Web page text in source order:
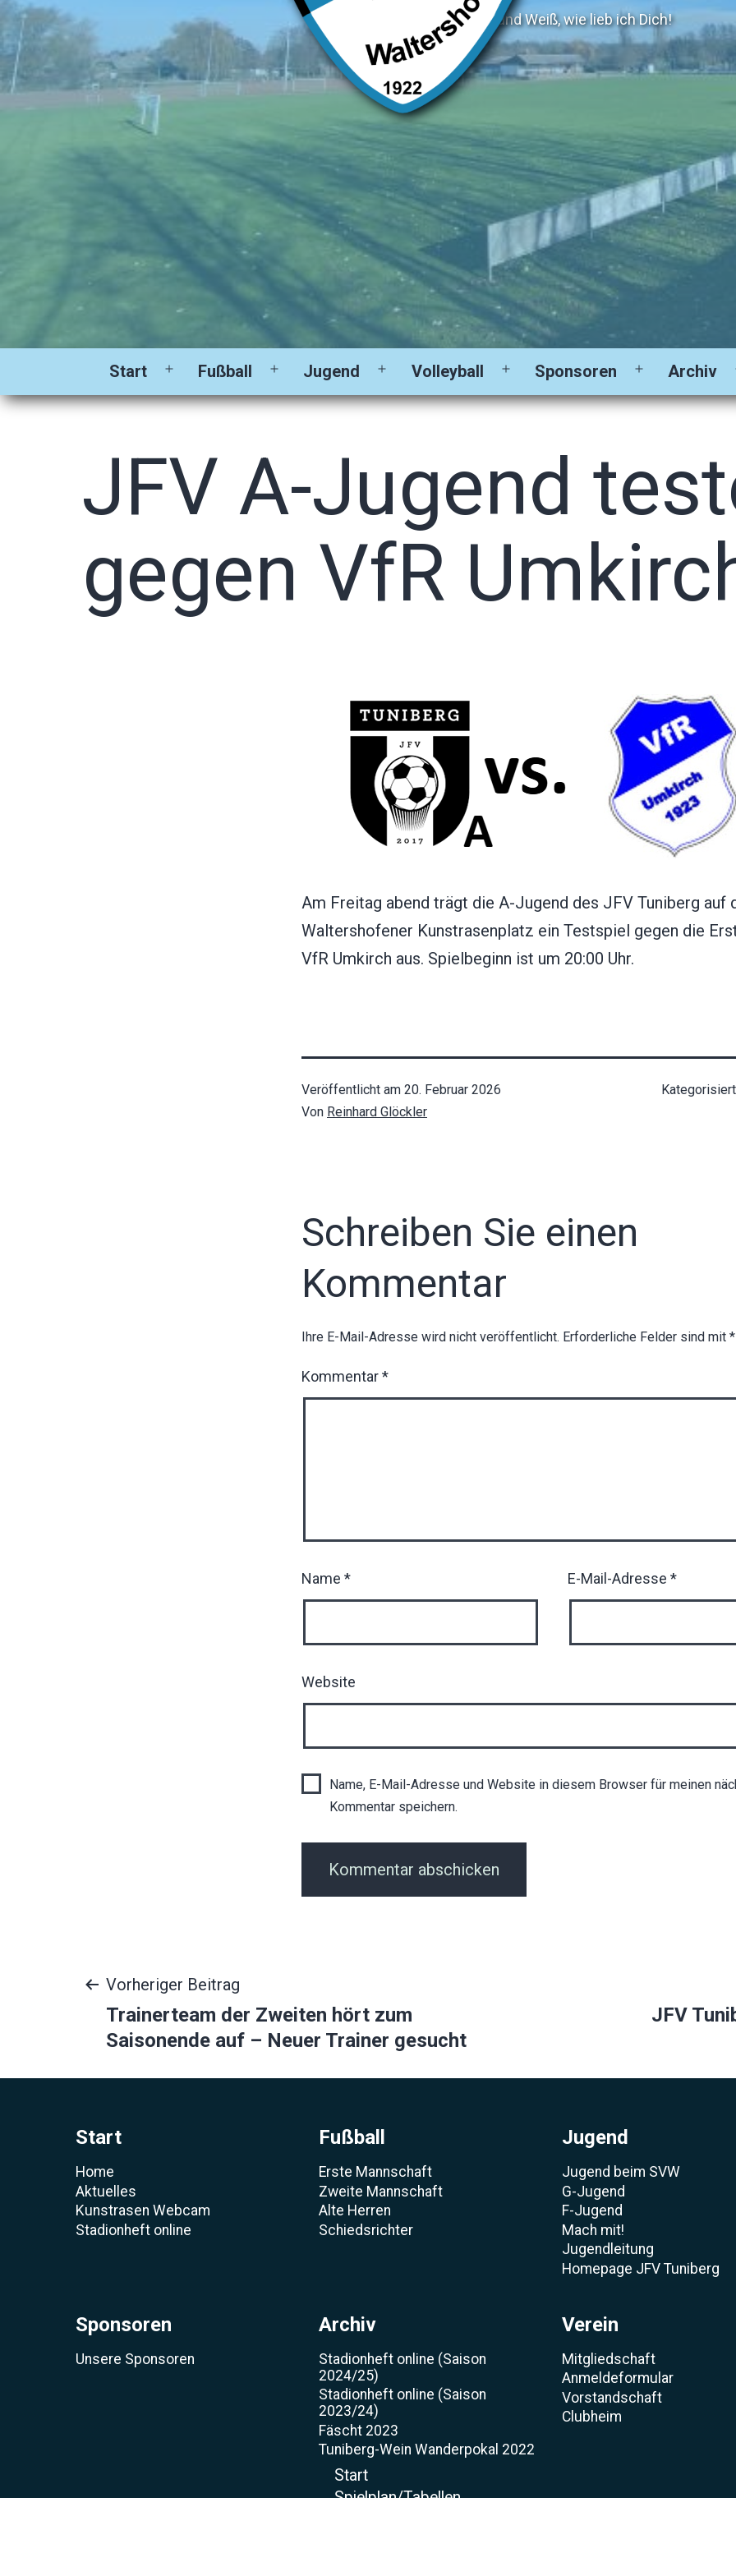
Blau und Weiß, wie lieb ich Dich!
Start
Menü
öffnen
Fußball
Menü
öffnen
Jugend
Menü
öffnen
Volleyball
Menü
öffnen
Sponsoren
Menü
öffnen
Archiv
JFV A-Jugend
gegen VfR
Am Freitag abend trägt die A-Jugend des JFV Tuniberg auf
Waltershofener Kunstrasenplatz ein Testspiel gegen die
VfR Umkirch aus. Spielbeginn ist um 20:00 Uhr.
Veröffentlicht am 20. Februar 2026
Von Reinhard Glöckler
Schreiben Sie einen
Kommentar
Ihre E-Mail-Adresse wird nicht veröffentlicht. Erforderliche Felder sind mit *
Kommentar*
Name * E-Mail-Adresse *
Website
Name, E-Mail-Adresse und Website in diesem Browser für meinen
Kommentar speichern.
Beitragsnavigation
Vorheriger Beitrag
Trainerteam der Zweiten hört zum
Saisonende auf – Neuer Trainer gesucht
JFV
Start
Home
Aktuelles
Kunstrasen Webcam
Stadionheft online
Fußball
Erste Mannschaft
Zweite Mannschaft
Alte Herren
Schiedsrichter
Jugend
Jugend beim SVW
G-Jugend
F-Jugend
Mach mit!
Jugendleitung
Homepage JFV Tuniberg
Sponsoren
Unsere Sponsoren
Archiv
Stadionheft online (Saison
2024/25)
Stadionheft online (Saison
2023/24)
Fäscht 2023
Tuniberg-Wein Wanderpokal 2022
Start
Spielplan/Tabellen
Verein
Mitgliedschaft
Anmeldeformular
Vorstandschaft
Clubheim